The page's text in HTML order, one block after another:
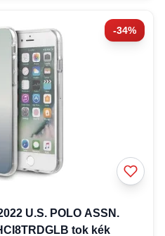
-34%
U.S. POLO ASSN.
tok kék